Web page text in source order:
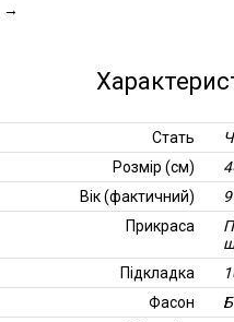
→
Стать
Розмір (см)
Вік (фактичний)
Прикраса
Підкладка
Фасон